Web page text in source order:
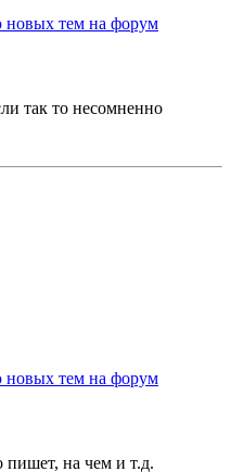
новых тем на форум
так то несомненно
новых тем на форум
пишет, на чем и т.д.